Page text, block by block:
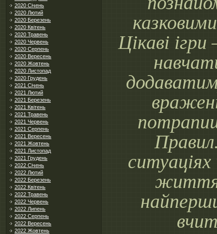
2020 Січень
2020 Лютий
2020 Березень
2020 Квітень
2020 Травень
2020 Червень
2020 Серпень
2020 Вересень
2020 Жовтень
2020 Листопад
2020 Грудень
2021 Січень
2021 Лютий
2021 Березень
2021 Квітень
2021 Травень
2021 Червень
2021 Серпень
2021 Вересень
2021 Жовтень
2021 Листопад
2021 Грудень
2022 Січень
2022 Лютий
2022 Березень
2022 Квітень
2022 Травень
2022 Червень
2022 Липень
2022 Серпень
2022 Вересень
2022 Жовтень
Цікаві
життя